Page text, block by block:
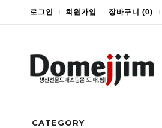
로그인 회원가입 장바구니 (0)
CATEGORY